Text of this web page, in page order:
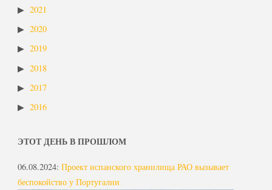
2021
2020
2019
2018
2017
2016
ЭТОТ ДЕНЬ В ПРОШЛОМ
06.08.2024: Проект испанского хранилища РАО вызывает
беспокойство у Португалии